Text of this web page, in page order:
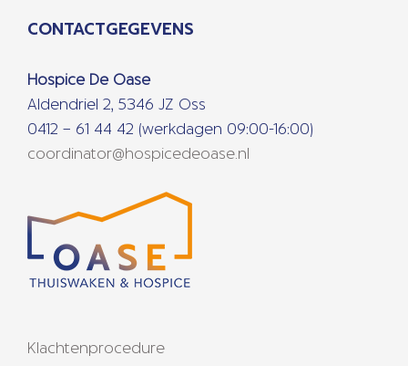
CONTACTGEGEVENS
Hospice De Oase
Aldendriel 2, 5346 JZ Oss
0412 – 61 44 42 (werkdagen 09:00-16:00)
coordinator@hospicedeoase.nl
Klachtenprocedure